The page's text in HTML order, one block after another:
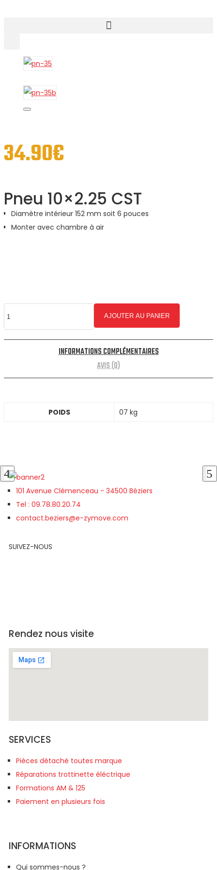
34.90€
Pneu 10×2.25 CST
Diamètre intérieur 152 mm soit 6 pouces
Monter avec chambre à air
AJOUTER AU PANIER
INFORMATIONS COMPLÉMENTAIRES
AVIS (0)
POIDS 07 kg
INFORMATIONS
Qui sommes-nous ?
SERVICES
Pièces détaché toutes marque
Réparations trottinette éléctrique
Formations AM & 125
Paiement en plusieurs fois
Rendez nous visite
101 Avenue Clémenceau - 34500 Béziers
Tel : 09.78.80.20.74
contact.beziers@e-zymove.com
SUIVEZ-NOUS